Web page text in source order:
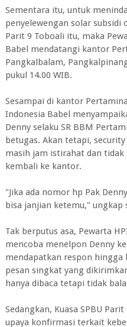
Sementara itu, untuk
penyelewengan solar subsidi
Parit 9 Toboali itu, maka
Babel mendatangi kantor
Pangkalbalam,
pukul 14.00 WIB.
Sesampai di kantor
Indonesia Babel
Denny selaku SR BBM
betugas. Akan tetapi,
masih jam istirahat dan
kembali ke kantor.
"Jika ada nomor hp Pak
bisa janjian ketemu," ungkap
Tak berputus asa, Pewarta
mencoba menelpon Denny
mendapatkan respon
pesan singkat yang
hanya dibaca tetapi tidak
Sedangkan, Kuasa SPBU
upaya konfirmasi terkait